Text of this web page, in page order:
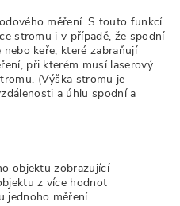
měření. S touto funkcí
stromu i v případě, že spodní
keře, které zabraňují
při kterém musí laserový
(Výška stromu je
a úhlu spodní a
objektu zobrazující
z více hodnot
jednoho měření